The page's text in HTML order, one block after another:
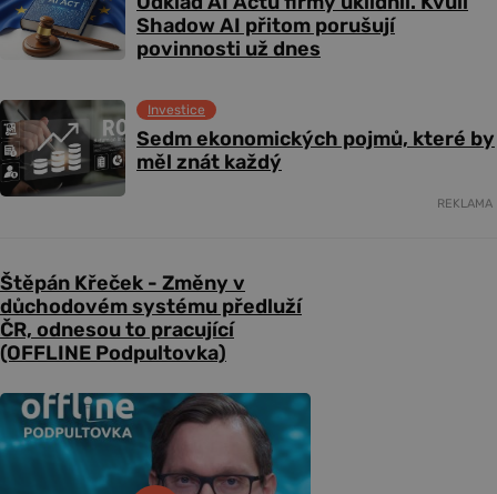
Shadow AI přitom porušují
povinnosti už dnes
Sedm ekonomických pojmů, které by
měl znát každý
Investice
REKLAMA
Štěpán Křeček - Změny v
důchodovém systému předluží
ČR, odnesou to pracující
(OFFLINE Podpultovka)